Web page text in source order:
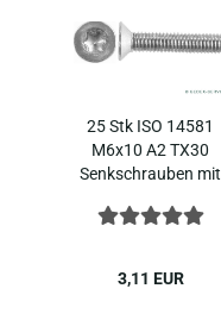
25 Stk ISO 14581
M6x10 A2 TX30
Senk­schrau­ben mit
DIN 965 ), Edel­stahl
3,11 EUR